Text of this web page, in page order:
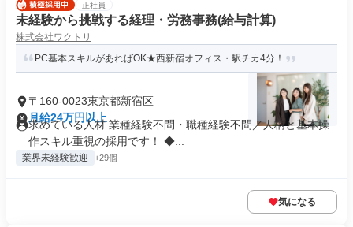
正社員
未経験から挑戦する経理・労務事務(給与計算)
株式会社ワクトリ
PC基本スキルがあればOK★西新宿オフィス・駅チカ4分！
〒160-0023東京都新宿区
月給24万円以上
求めている人材 業種経験不問・職種経験不問／人柄と基本操
作スキル重視の採用です！ ◆...
業界未経験歓迎 +29個
気になる